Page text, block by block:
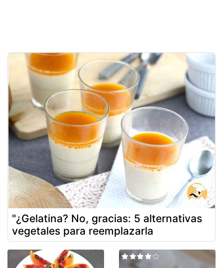
"¿Gelatina? No, gracias: 5 alternativas
vegetales para reemplazarla